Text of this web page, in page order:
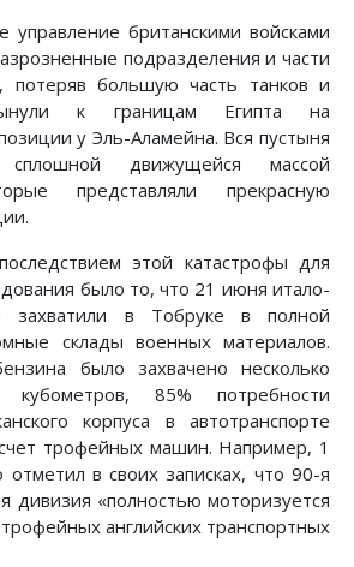
управление британскими войсками
подразделения и части
потеряв большую часть танков и
к границам Египта на
у Эль-Аламейна. Вся пустыня
движущейся массой
представляли прекрасную
этой катастрофы для
было то, что 21 июня итало-
захватили в Тобруке в полной
склады военных материалов.
было захвачено несколько
кубометров, 85% потребности
корпуса в автотранспорте
трофейных машин. Например, 1
отметил в своих записках, что 90-я
дивизия «полностью моторизуется
английских транспортных